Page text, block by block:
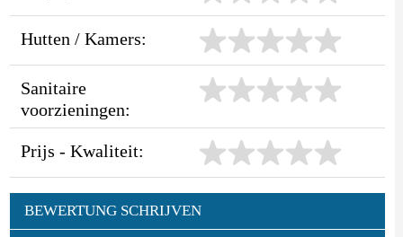
Hutten / Kamers:
Sanitaire
voorzieningen:
Prijs - Kwaliteit:
BEWERTUNG SCHRIJVEN